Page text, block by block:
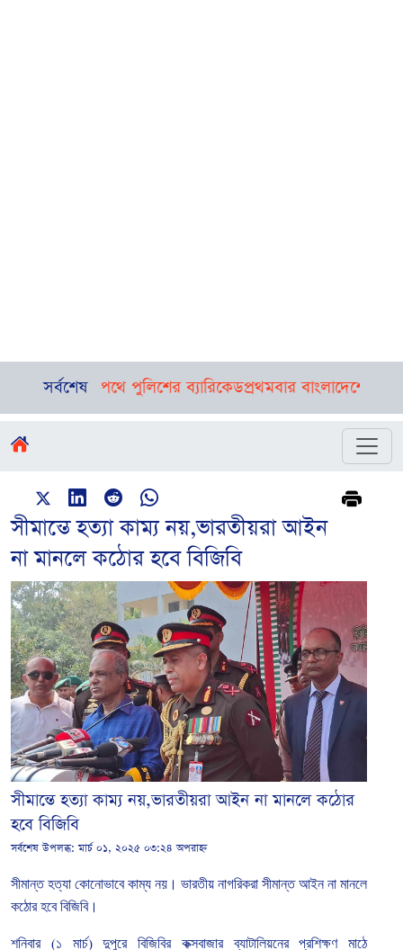
সর্বশেষ
প্রবেশপথে পুলিশের ব্যারিকেডপ্রথমবার বাংলাদেশে রিয়াদ
সীমান্তে হত্যা কাম্য নয়,ভারতীয়রা আইন
না মানলে কঠোর হবে বিজিবি
সীমান্তে হত্যা কাম্য নয়,ভারতীয়রা আইন না মানলে কঠোর
হবে বিজিবি
সর্বশেষ উপলব্ধ:মার্চ ০১, ২০২৫ ০৩:২৪ অপরাহ্ন
সীমান্ত হত্যা কোনোভাবে কাম্য নয়। ভারতীয় নাগরিকরা সীমান্ত আইন না মানলে
কঠোর হবে বিজিবি।
শনিবার(১ মার্চ)দুপুরে বিজিবির কক্সবাজার ব্যাটালিয়নের প্রশিক্ষণ
মাঠে